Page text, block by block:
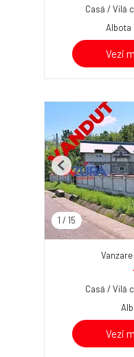
Casă / Vilă
Albota
Vezi
1 / 15
Previous
Casă / Vilă
Vezi